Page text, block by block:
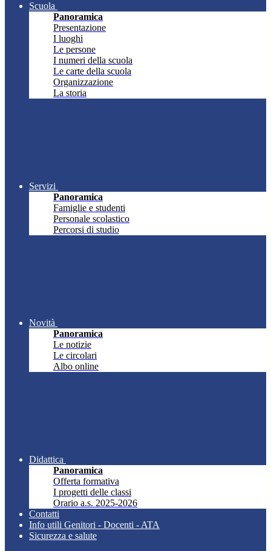
Scuola
Panoramica
Presentazione
I luoghi
Le persone
I numeri della scuola
Le carte della scuola
Organizzazione
La storia
Servizi
Panoramica
Famiglie e studenti
Personale scolastico
Percorsi di studio
Novità
Panoramica
Le notizie
Le circolari
Albo online
Didattica
Panoramica
Offerta formativa
I progetti delle classi
Orario a.s. 2025-2026
Contatti
Info utili Genitori - Docenti - ATA
Sicurezza e salute